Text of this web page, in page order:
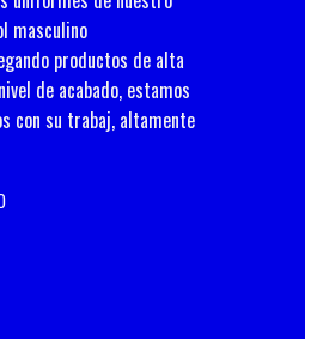
masculino
productos de alta
de acabado, estamos
con su trabaj, altamente